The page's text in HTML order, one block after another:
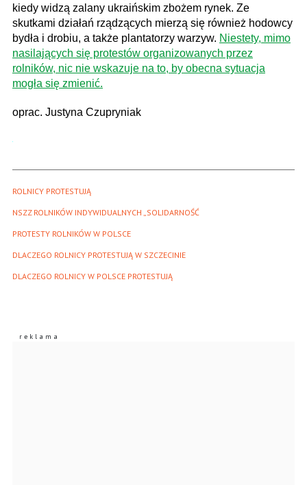
kiedy widzą zalany ukraińskim zbożem rynek. Ze
skutkami działań rządzących mierzą się również hodowcy
bydła i drobiu, a także plantatorzy warzyw. Niestety, mimo
nasilających się protestów organizowanych przez
rolników, nic nie wskazuje na to, by obecna sytuacja
mogła się zmienić.
oprac. Justyna Czupryniak
ROLNICY PROTESTUJĄ
NSZZ ROLNIKÓW INDYWIDUALNYCH „SOLIDARNOŚĆ
PROTESTY ROLNIKÓW W POLSCE
DLACZEGO ROLNICY PROTESTUJĄ W SZCZECINIE
DLACZEGO ROLNICY W POLSCE PROTESTUJĄ